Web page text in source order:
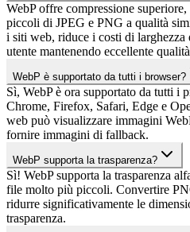
WebP offre compressione
piccoli di JPEG e PNG a qualità
i siti web, riduce i costi di larghezza
utente mantenendo eccellente
WebP è supportato da tutti i browser?
Sì, WebP è ora supportato da tutti i
Chrome, Firefox, Safari, Edge e
web può visualizzare immagini
fornire immagini di fallback.
WebP supporta la trasparenza?
Sì! WebP supporta la trasparenza
file molto più piccoli. Convertire
ridurre significativamente le
trasparenza.